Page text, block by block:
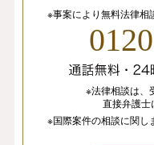
※事案により無料法律相
※法律相談は、
直接弁護士
※国際案件の相談に関し